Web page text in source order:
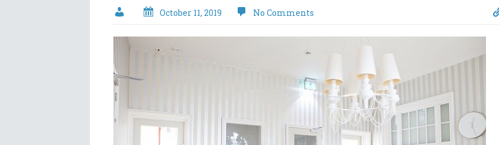
October 11, 2019 No Comments